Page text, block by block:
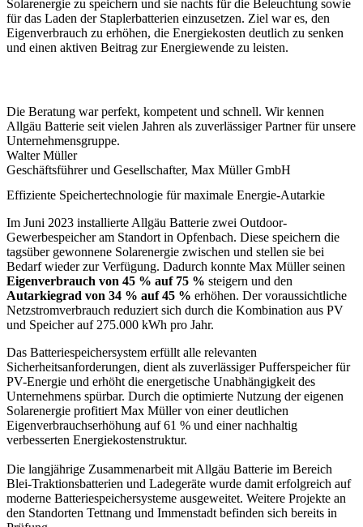
Solarenergie zu speichern und sie nachts für die Beleuchtung sowie
für das Laden der Staplerbatterien einzusetzen. Ziel war es, den
Eigenverbrauch zu erhöhen, die Energiekosten deutlich zu senken
und einen aktiven Beitrag zur Energiewende zu leisten.
Die Beratung war perfekt, kompetent und schnell. Wir kennen
Allgäu Batterie seit vielen Jahren als zuverlässiger Partner für unsere
Unternehmensgruppe.
Walter Müller
Geschäftsführer und Gesellschafter, Max Müller GmbH
Effiziente Speichertechnologie für maximale Energie-Autarkie
Im Juni 2023 installierte Allgäu Batterie zwei Outdoor-
Gewerbespeicher am Standort in Opfenbach. Diese speichern die
tagsüber gewonnene Solarenergie zwischen und stellen sie bei
Bedarf wieder zur Verfügung. Dadurch konnte Max Müller seinen
Eigenverbrauch von 45 % auf 75 % steigern und den
Autarkiegrad von 34 % auf 45 % erhöhen. Der voraussichtliche
Netzstromverbrauch reduziert sich durch die Kombination aus PV
und Speicher auf 275.000 kWh pro Jahr.
Das Batteriespeichersystem erfüllt alle relevanten
Sicherheitsanforderungen, dient als zuverlässiger Pufferspeicher für
PV-Energie und erhöht die energetische Unabhängigkeit des
Unternehmens spürbar. Durch die optimierte Nutzung der eigenen
Solarenergie profitiert Max Müller von einer deutlichen
Eigenverbrauchserhöhung auf 61 % und einer nachhaltig
verbesserten Energiekostenstruktur.
Die langjährige Zusammenarbeit mit Allgäu Batterie im Bereich
Blei-Traktionsbatterien und Ladegeräte wurde damit erfolgreich auf
moderne Batteriespeichersysteme ausgeweitet. Weitere Projekte an
den Standorten Tettnang und Immenstadt befinden sich bereits in